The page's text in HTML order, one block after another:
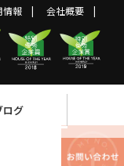
情報 会社概要
ログ